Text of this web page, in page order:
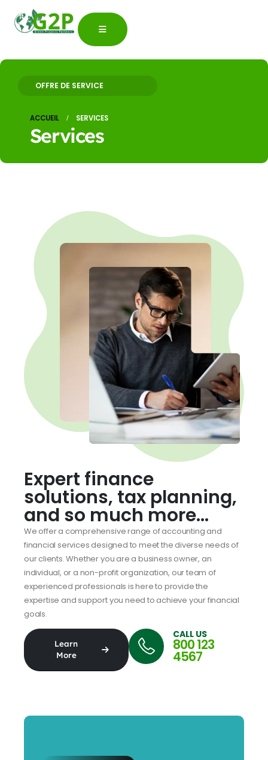
OFFRE DE SERVICE
ACCUEIL SERVICES
Services
Expert finance
solutions, tax planning,
and so much more...
We offer a comprehensive range of accounting and
financial services designed to meet the diverse needs of
our clients. Whether you are a business owner, an
individual, or a non-profit organization, our team of
experienced professionals is here to provide the
expertise and support you need to achieve your financial
goals.
Learn
More
CALL US
800 123
4567